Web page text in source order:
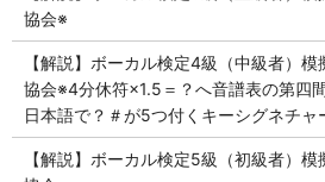
協会※
【解説】ボーカル検定4級（中級者）
協会※4分休符×1.5＝？へ音譜表の第四
日本語で？＃が5つ付くキーシグネチャ
【解説】ボーカル検定5級（初級者）